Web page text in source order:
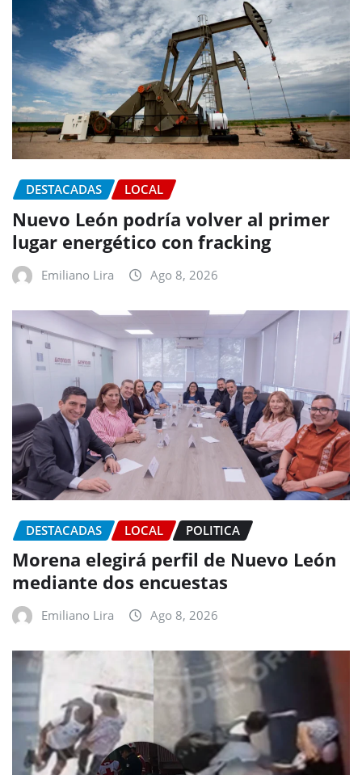
DESTACADAS LOCAL
Nuevo León podría volver al primer
lugar energético con fracking
Emiliano Lira Ago 8, 2026
DESTACADAS LOCAL POLITICA
Morena elegirá perfil de Nuevo León
mediante dos encuestas
Emiliano Lira Ago 8, 2026